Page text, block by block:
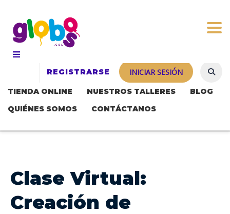
REGISTRARSE INICIAR SESIÓN
TIENDA ONLINE NUESTROS TALLERES
BLOG
QUIÉNES SOMOS
CONTÁCTANOS
Clase Virtual:
Creación de